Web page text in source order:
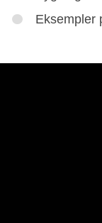
Eksempler